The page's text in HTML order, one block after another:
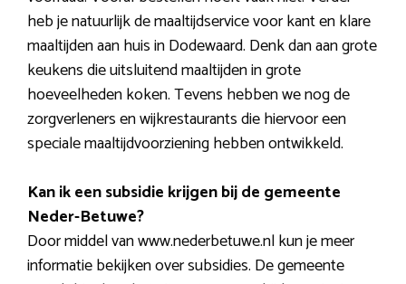
heb je natuurlijk de maaltijdservice voor kant en klare
maaltijden aan huis in Dodewaard. Denk dan aan grote
keukens die uitsluitend maaltijden in grote
hoeveelheden koken. Tevens hebben we nog de
zorgverleners en wijkrestaurants die hiervoor een
speciale maaltijdvoorziening hebben ontwikkeld.
Kan ik een subsidie krijgen bij de gemeente
Neder-Betuwe?
Door middel van www.nederbetuwe.nl kun je meer
informatie bekijken over subsidies. De gemeente